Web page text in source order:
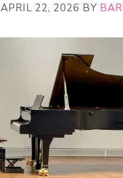
APRIL 22, 2026 BY